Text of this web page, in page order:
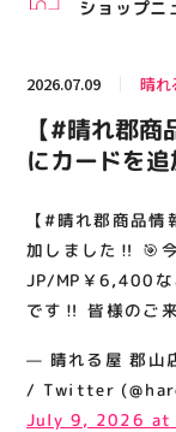
ピックアップ
フロア
アクセス・
関連情報
お知らせ
ショップニ
2026.07.09 晴れ
【#晴れ郡
にカードを
ど！ この他
す‼️ 皆様の
【#晴れ郡商品
加しました‼️ 🎯
JP/MP￥6,400な
です‼️ 皆様のご
— 晴れる屋 郡山
/ Twitter
July 9, 2026 at